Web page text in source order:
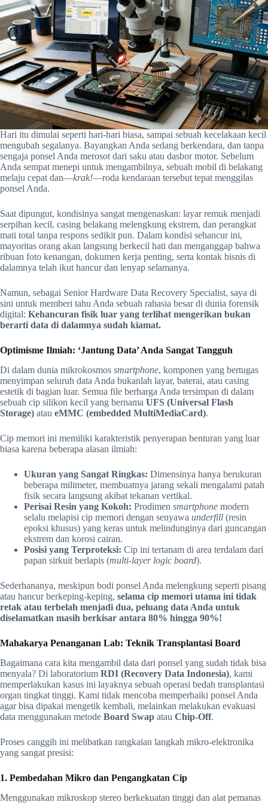
Hari itu dimulai seperti hari-hari biasa, sampai sebuah kecelakaan kecil
mengubah segalanya. Bayangkan Anda sedang berkendara, dan tanpa
sengaja ponsel Anda merosot dari saku atau dasbor motor. Sebelum
Anda sempat menepi untuk mengambilnya, sebuah mobil di belakang
melaju cepat dan—krak!—roda kendaraan tersebut tepat menggilas
ponsel Anda.
Saat dipungut, kondisinya sangat mengenaskan: layar remuk menjadi
serpihan kecil, casing belakang melengkung ekstrem, dan perangkat
mati total tanpa respons sedikit pun. Dalam kondisi sehancur ini,
mayoritas orang akan langsung berkecil hati dan menganggap bahwa
ribuan foto kenangan, dokumen kerja penting, serta kontak bisnis di
dalamnya telah ikut hancur dan lenyap selamanya.
Namun, sebagai Senior Hardware Data Recovery Specialist, saya di
sini untuk memberi tahu Anda sebuah rahasia besar di dunia forensik
digital: Kehancuran fisik luar yang terlihat mengerikan bukan
berarti data di dalamnya sudah kiamat.
Optimisme Ilmiah: ‘Jantung Data’ Anda Sangat Tangguh
Di dalam dunia mikrokosmos smartphone, komponen yang bertugas
menyimpan seluruh data Anda bukanlah layar, baterai, atau casing
estetik di bagian luar. Semua file berharga Anda tersimpan di dalam
sebuah cip silikon kecil yang bernama UFS (Universal Flash
Storage) atau eMMC (embedded MultiMediaCard).
Cip memori ini memiliki karakteristik penyerapan benturan yang luar
biasa karena beberapa alasan ilmiah:
Ukuran yang Sangat Ringkas: Dimensinya hanya berukuran
beberapa milimeter, membuatnya jarang sekali mengalami patah
fisik secara langsung akibat tekanan vertikal.
Perisai Resin yang Kokoh: Prodimen smartphone modern
selalu melapisi cip memori dengan senyawa underfill (resin
epoksi khusus) yang keras untuk melindunginya dari guncangan
ekstrem dan korosi cairan.
Posisi yang Terproteksi: Cip ini tertanam di area terdalam dari
papan sirkuit berlapis (multi-layer logic board).
Sederhananya, meskipun bodi ponsel Anda melengkung seperti pisang
atau hancur berkeping-keping, selama cip memori utama ini tidak
retak atau terbelah menjadi dua, peluang data Anda untuk
diselamatkan masih berkisar antara 80% hingga 90%!
Mahakarya Penanganan Lab: Teknik Transplantasi Board
Bagaimana cara kita mengambil data dari ponsel yang sudah tidak bisa
menyala? Di laboratorium RDI (Recovery Data Indonesia), kami
memperlakukan kasus ini layaknya sebuah operasi bedah transplantasi
organ tingkat tinggi. Kami tidak mencoba memperbaiki ponsel Anda
agar bisa dipakai mengetik kembali, melainkan melakukan evakuasi
data menggunakan metode Board Swap atau Chip-Off.
Proses canggih ini melibatkan rangkaian langkah mikro-elektronika
yang sangat presisi:
1. Pembedahan Mikro dan Pengangkatan Cip
Menggunakan mikroskop stereo berkekuatan tinggi dan alat pemanas